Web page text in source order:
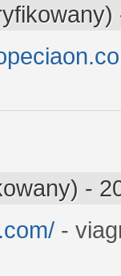
-
-